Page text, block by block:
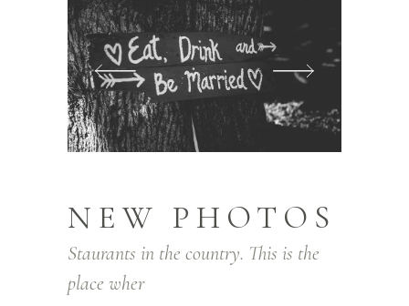
NEW PHOTOS
Staurants in the country. This is the
place wher